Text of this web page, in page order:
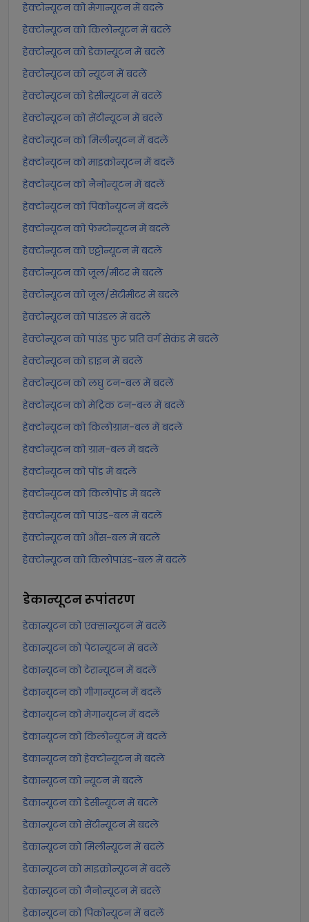
हेक्टोन्यूटन को मेगान्यूटन में बदलें
हेक्टोन्यूटन को किलोन्यूटन में बदलें
हेक्टोन्यूटन को डेकान्यूटन में बदलें
हेक्टोन्यूटन को न्यूटन में बदलें
हेक्टोन्यूटन को डेसीन्यूटन में बदलें
हेक्टोन्यूटन को सेंटीन्यूटन में बदलें
हेक्टोन्यूटन को मिलीन्यूटन में बदलें
हेक्टोन्यूटन को माइक्रोन्यूटन में बदलें
हेक्टोन्यूटन को नैनोन्यूटन में बदलें
हेक्टोन्यूटन को पिकोन्यूटन में बदलें
हेक्टोन्यूटन को फेम्टोन्यूटन में बदलें
हेक्टोन्यूटन को एट्टोन्यूटन में बदलें
हेक्टोन्यूटन को जूल/मीटर में बदलें
हेक्टोन्यूटन को जूल/सेंटीमीटर में बदलें
हेक्टोन्यूटन को पाउंडल में बदलें
हेक्टोन्यूटन को पाउंड फुट प्रति वर्ग सेकंड में बदलें
हेक्टोन्यूटन को डाइन में बदलें
हेक्टोन्यूटन को लघु टन-बल में बदलें
हेक्टोन्यूटन को मेट्रिक टन-बल में बदलें
हेक्टोन्यूटन को किलोग्राम-बल में बदलें
हेक्टोन्यूटन को ग्राम-बल में बदलें
हेक्टोन्यूटन को पोंड में बदलें
हेक्टोन्यूटन को किलोपोंड में बदलें
हेक्टोन्यूटन को पाउंड-बल में बदलें
हेक्टोन्यूटन को औंस-बल में बदलें
हेक्टोन्यूटन को किलोपाउंड-बल में बदलें
डेकान्यूटनरूपांतरण
डेकान्यूटन को एक्सान्यूटन में बदलें
डेकान्यूटन को पेटान्यूटन में बदलें
डेकान्यूटन को टेरान्यूटन में बदलें
डेकान्यूटन को गीगान्यूटन में बदलें
डेकान्यूटन को मेगान्यूटन में बदलें
डेकान्यूटन को किलोन्यूटन में बदलें
डेकान्यूटन को हेक्टोन्यूटन में बदलें
डेकान्यूटन को न्यूटन में बदलें
डेकान्यूटन को डेसीन्यूटन में बदलें
डेकान्यूटन को सेंटीन्यूटन में बदलें
डेकान्यूटन को मिलीन्यूटन में बदलें
डेकान्यूटन को माइक्रोन्यूटन में बदलें
डेकान्यूटन को नैनोन्यूटन में बदलें
डेकान्यूटन को पिकोन्यूटन में बदलें